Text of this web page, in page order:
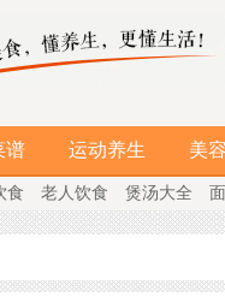
谱 运动养生 美
食 老人饮食 煲汤大全